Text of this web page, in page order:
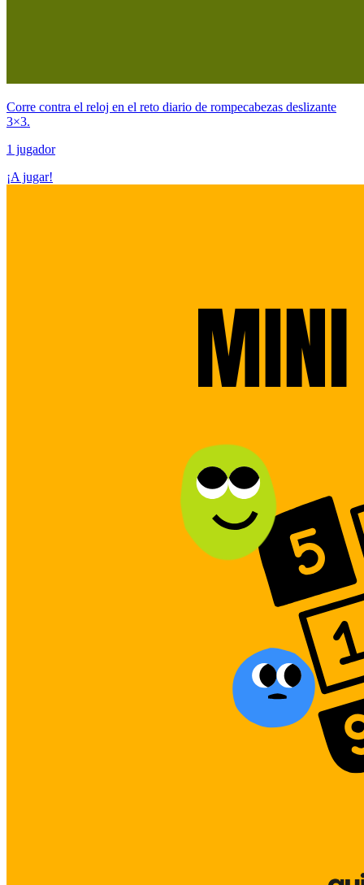
Corre contra el reloj en el reto diario de rompecabezas deslizante
3×3.
1 jugador
¡A jugar!